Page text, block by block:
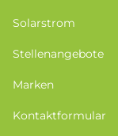
Solarstrom
Stellenangebote
Marken
Kontaktformular